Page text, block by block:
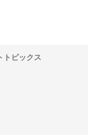
トピックス